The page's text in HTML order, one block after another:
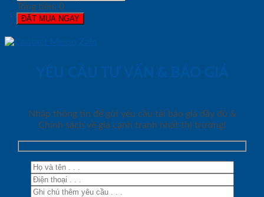
Tổng tiền: 0
ĐẶT MUA NGAY
YÊU CẦU TƯ VẤN & BÁO GIÁ
Nhập thông tin để gửi yêu cầu tải báo giá đầy đủ &
Chính sách về giá cạnh tranh nhất thị trường!